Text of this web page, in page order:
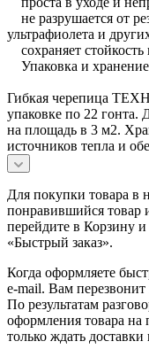
не разрушается от
ультрафиолета и
сохраняет стойкость
Упаковка и хранение
Гибкая черепица
упаковке по 22 гонта.
на площадь в 3 м2.
источников тепла и
Для покупки товара в
понравившийся товар
перейдите в Корзину
«Быстрый заказ».
Когда оформляете
e-mail. Вам перезвонит
По результатам
оформления товара на
только ждать